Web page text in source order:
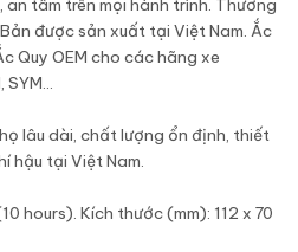
an tâm trên mọi hành trình. Thương
được sản xuất tại Việt Nam. Ắc
Quy OEM cho các hãng xe
SYM...
lâu dài, chất lượng ổn định, thiết
hậu tại Việt Nam.
hours). Kích thước (mm): 112 x 70